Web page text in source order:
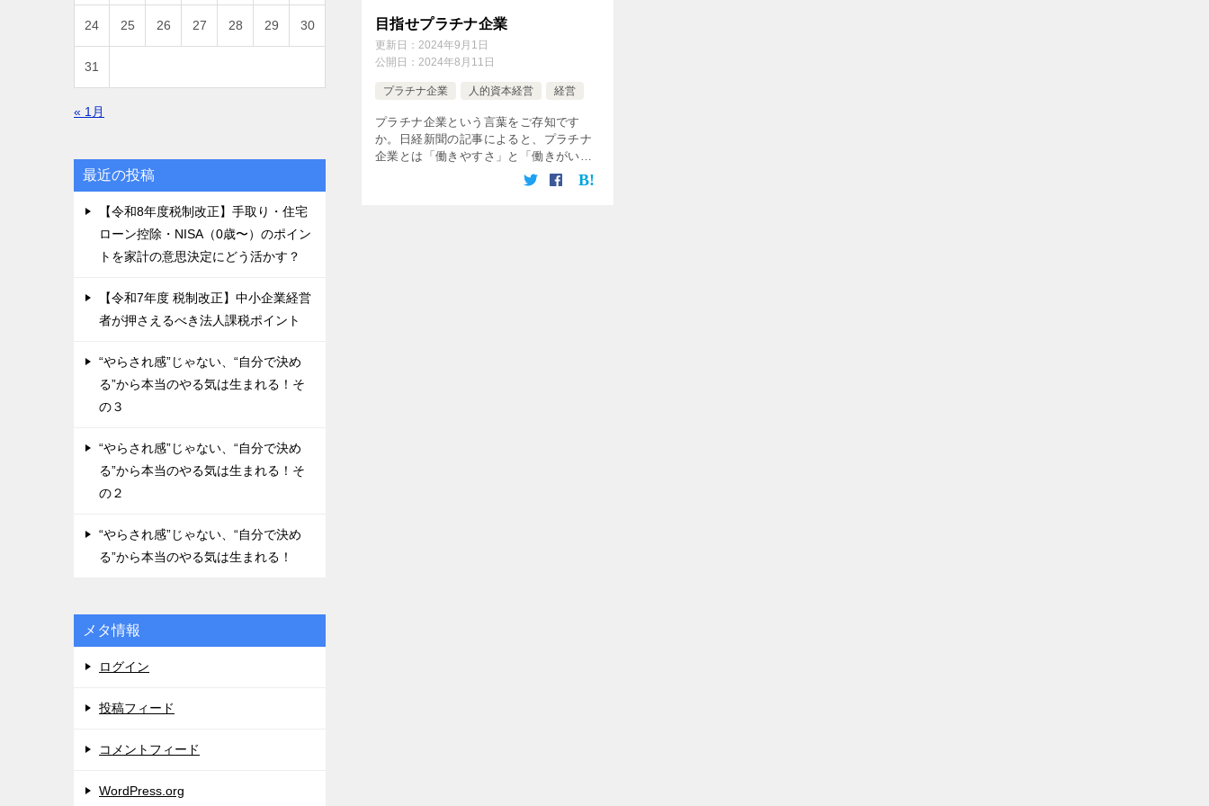
目指せプラチナ企業
更新日： 2024年9月1日
公開日： 2024年8月11日
プラチナ企業 人的資本経営 経営
プラチナ企業という言葉をご存知です
か。日経新聞の記事によると、プラチナ
企業とは「働きやすさ」と「働きがい」
の両立を目指す企業を指します。この評
価は、社員の口コミデータを基にした調
24 25 26 27 28 29 30
31
« 1月
最近の投稿
【令和8年度税制改正】手取り・住宅
ローン控除・NISA（0歳〜）のポイン
トを家計の意思決定にどう活かす？
【令和7年度 税制改正】中小企業経営
者が押さえるべき法人課税ポイント
“やらされ感”じゃない、“自分で決め
る”から本当のやる気は生まれる！そ
の３
“やらされ感”じゃない、“自分で決め
る”から本当のやる気は生まれる！そ
の２
“やらされ感”じゃない、“自分で決め
る”から本当のやる気は生まれる！
メタ情報
ログイン
投稿フィード
コメントフィード
WordPress.org